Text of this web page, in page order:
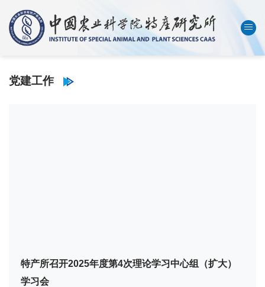
English
首页
党建文化
党建工作
特产所召开2026年度第1次理论学习中心组（扩大）
学习会
特产所召开2025年度民主生活会
特产所召开2025年度第4次理论学习中心组（扩大）
学习会
特产所召开2025年度第3次理论学习中心组（扩大）
学习会
特产所召开庆祝中国共产党成立102周年暨上半年工
作总结会